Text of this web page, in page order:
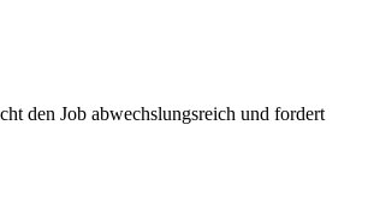
den Job abwechslungsreich und fordert